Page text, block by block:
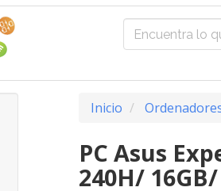
Inicio
PC Asus
240H/